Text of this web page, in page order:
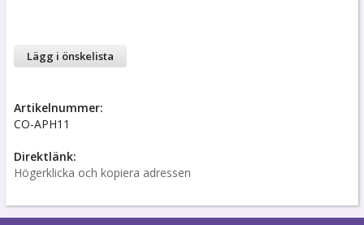
Lägg i önskelista
Artikelnummer:
CO-APH11
Direktlänk:
Högerklicka och kopiera adressen